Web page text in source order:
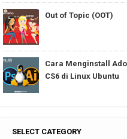
Out of Topic (OOT)
Cara Menginstall
CS6 di Linux Ubuntu
SELECT CATEGORY